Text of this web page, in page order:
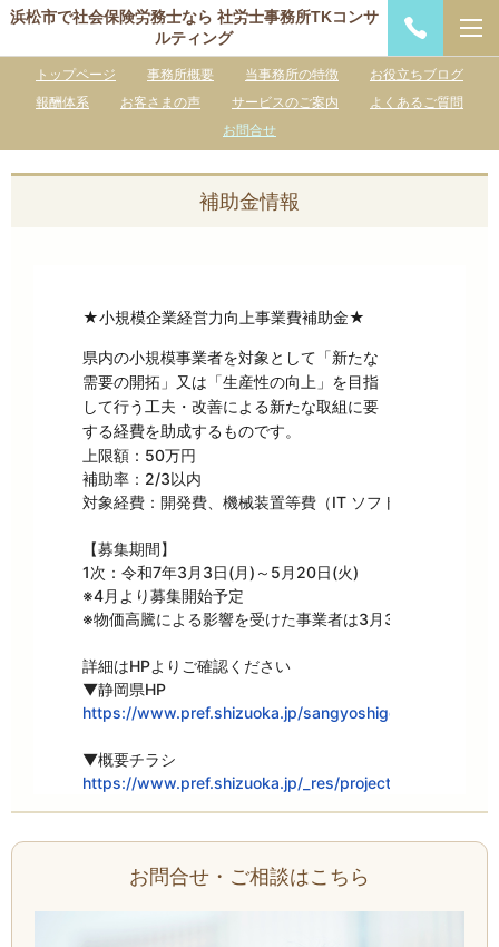
浜松市で社会保険労務士なら 社労士事務所TKコンサ
ルティング
トップページ 事務所概要 当事務所の特徴
お役立ちブログ
報酬体系
お客さまの声 サービスのご案内
よくあるご質問
お問合せ
補助金情報
★小規模企業経営力向上事業費補助金★
県内の小規模事業者を対象として「新たな
需要の開拓」又は「生産性の向上」を目指
して行う工夫・改善による新たな取組に要
する経費を助成するものです。
上限額：50万円
補助率：2/3以内
対象経費：開発費、機械装置等費（IT ソフトウェア含む）
【募集期間】
1次：令和7年3月3日(月)～5月20日(火)
※4月より募集開始予定
※物価高騰による影響を受けた事業者は3月3日(月)から(条
詳細はHPよりご確認ください
https://www.pref.shizuoka.jp/sangyoshigoto/
https://www.pref.shizuoka.jp/_res/projects/
お問合せ・ご相談はこちら